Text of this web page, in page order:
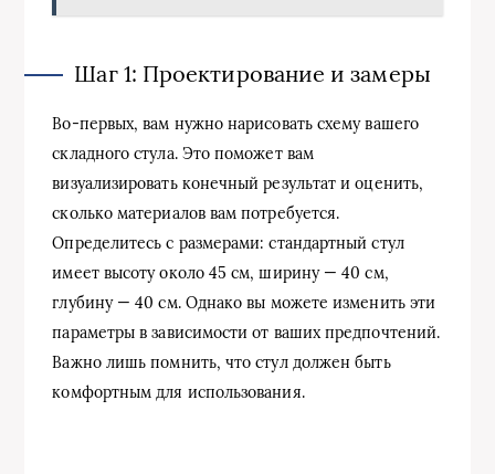
Шаг 1: Проектирование и замеры
Во-первых, вам нужно нарисовать схему вашего
складного стула. Это поможет вам
визуализировать конечный результат и оценить,
сколько материалов вам потребуется.
Определитесь с размерами: стандартный стул
имеет высоту около 45 см, ширину — 40 см,
глубину — 40 см. Однако вы можете изменить эти
параметры в зависимости от ваших предпочтений.
Важно лишь помнить, что стул должен быть
комфортным для использования.